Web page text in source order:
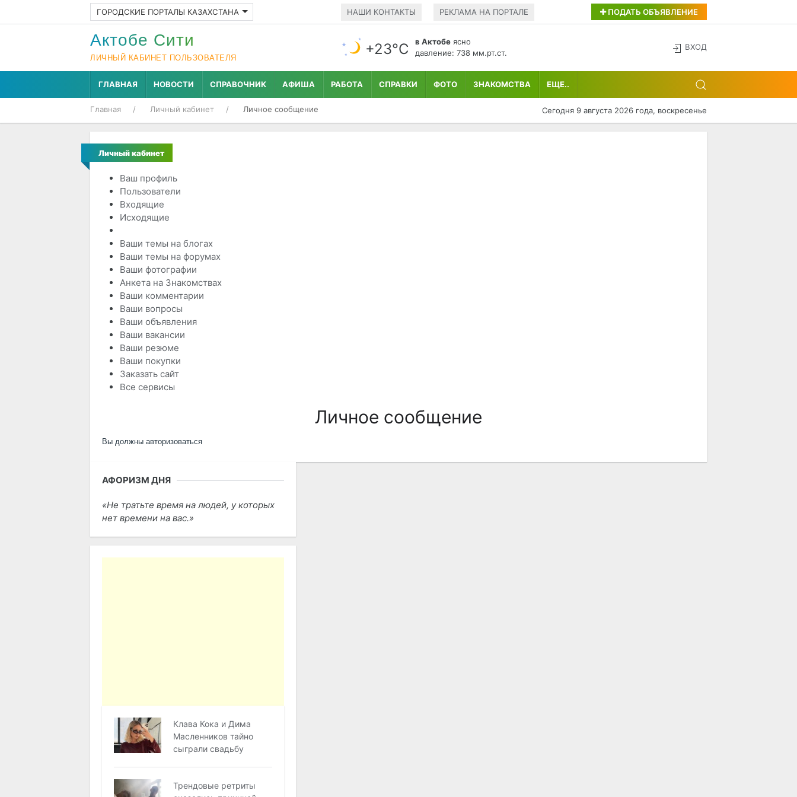
ГОРОДСКИЕ ПОРТАЛЫ КАЗАХСТАНА НАШИ КОНТАКТЫ РЕКЛАМА НА ПОРТАЛЕ ПОДАТЬ ОБЪЯВЛЕНИЕ
Актобе Cити
ЛИЧНЫЙ КАБИНЕТ ПОЛЬЗОВАТЕЛЯ
+23°С в Актобе ясно
давление: 738 мм.рт.ст.
ВХОД
ГЛАВНАЯ НОВОСТИ СПРАВОЧНИК АФИША РАБОТА СПРАВКИ ФОТО ЗНАКОМСТВА ЕЩЕ..
Главная Личный кабинет Личное сообщение Сегодня 9 августа 2026 года, воскресенье
Личный кабинет
Ваш профиль
Пользователи
Входящие
Исходящие
Ваши темы на блогах
Ваши темы на форумах
Ваши фотографии
Анкета на Знакомствах
Ваши комментарии
Ваши вопросы
Ваши объявления
Ваши вакансии
Ваши резюме
Ваши покупки
Заказать сайт
Все сервисы
Личное сообщение
Вы должны авторизоваться
АФОРИЗМ ДНЯ
Не тратьте время на людей, у которых
нет времени на вас.
Клава Кока и Дима
Масленников тайно
сыграли свадьбу
Трендовые ретриты